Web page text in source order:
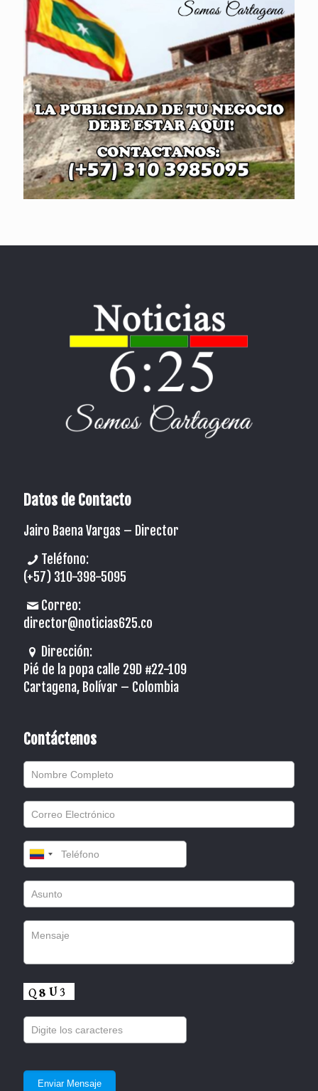
Datos de Contacto
Jairo Baena Vargas – Director
Teléfono:
(+57) 310-398-5095
Correo:
director@noticias625.co
Dirección:
Pié de la popa calle 29D #22-109
Cartagena, Bolívar – Colombia
Contáctenos